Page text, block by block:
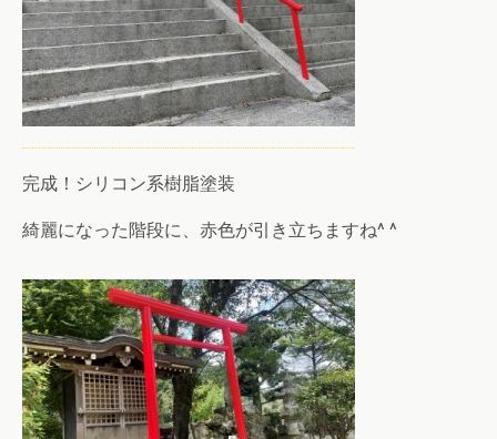
完成！シリコン系樹脂塗装
綺麗になった階段に、赤色が引き立ちますね^ ^